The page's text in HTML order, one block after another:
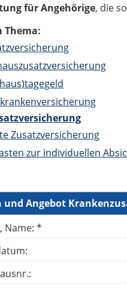
für Angehörige, die
Thema:
Zusatzversicherung
zur individuellen
und Angebot
Name: *